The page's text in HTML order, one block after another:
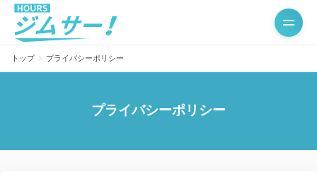
トップ プライバシーポリシー
プライバシーポリシー